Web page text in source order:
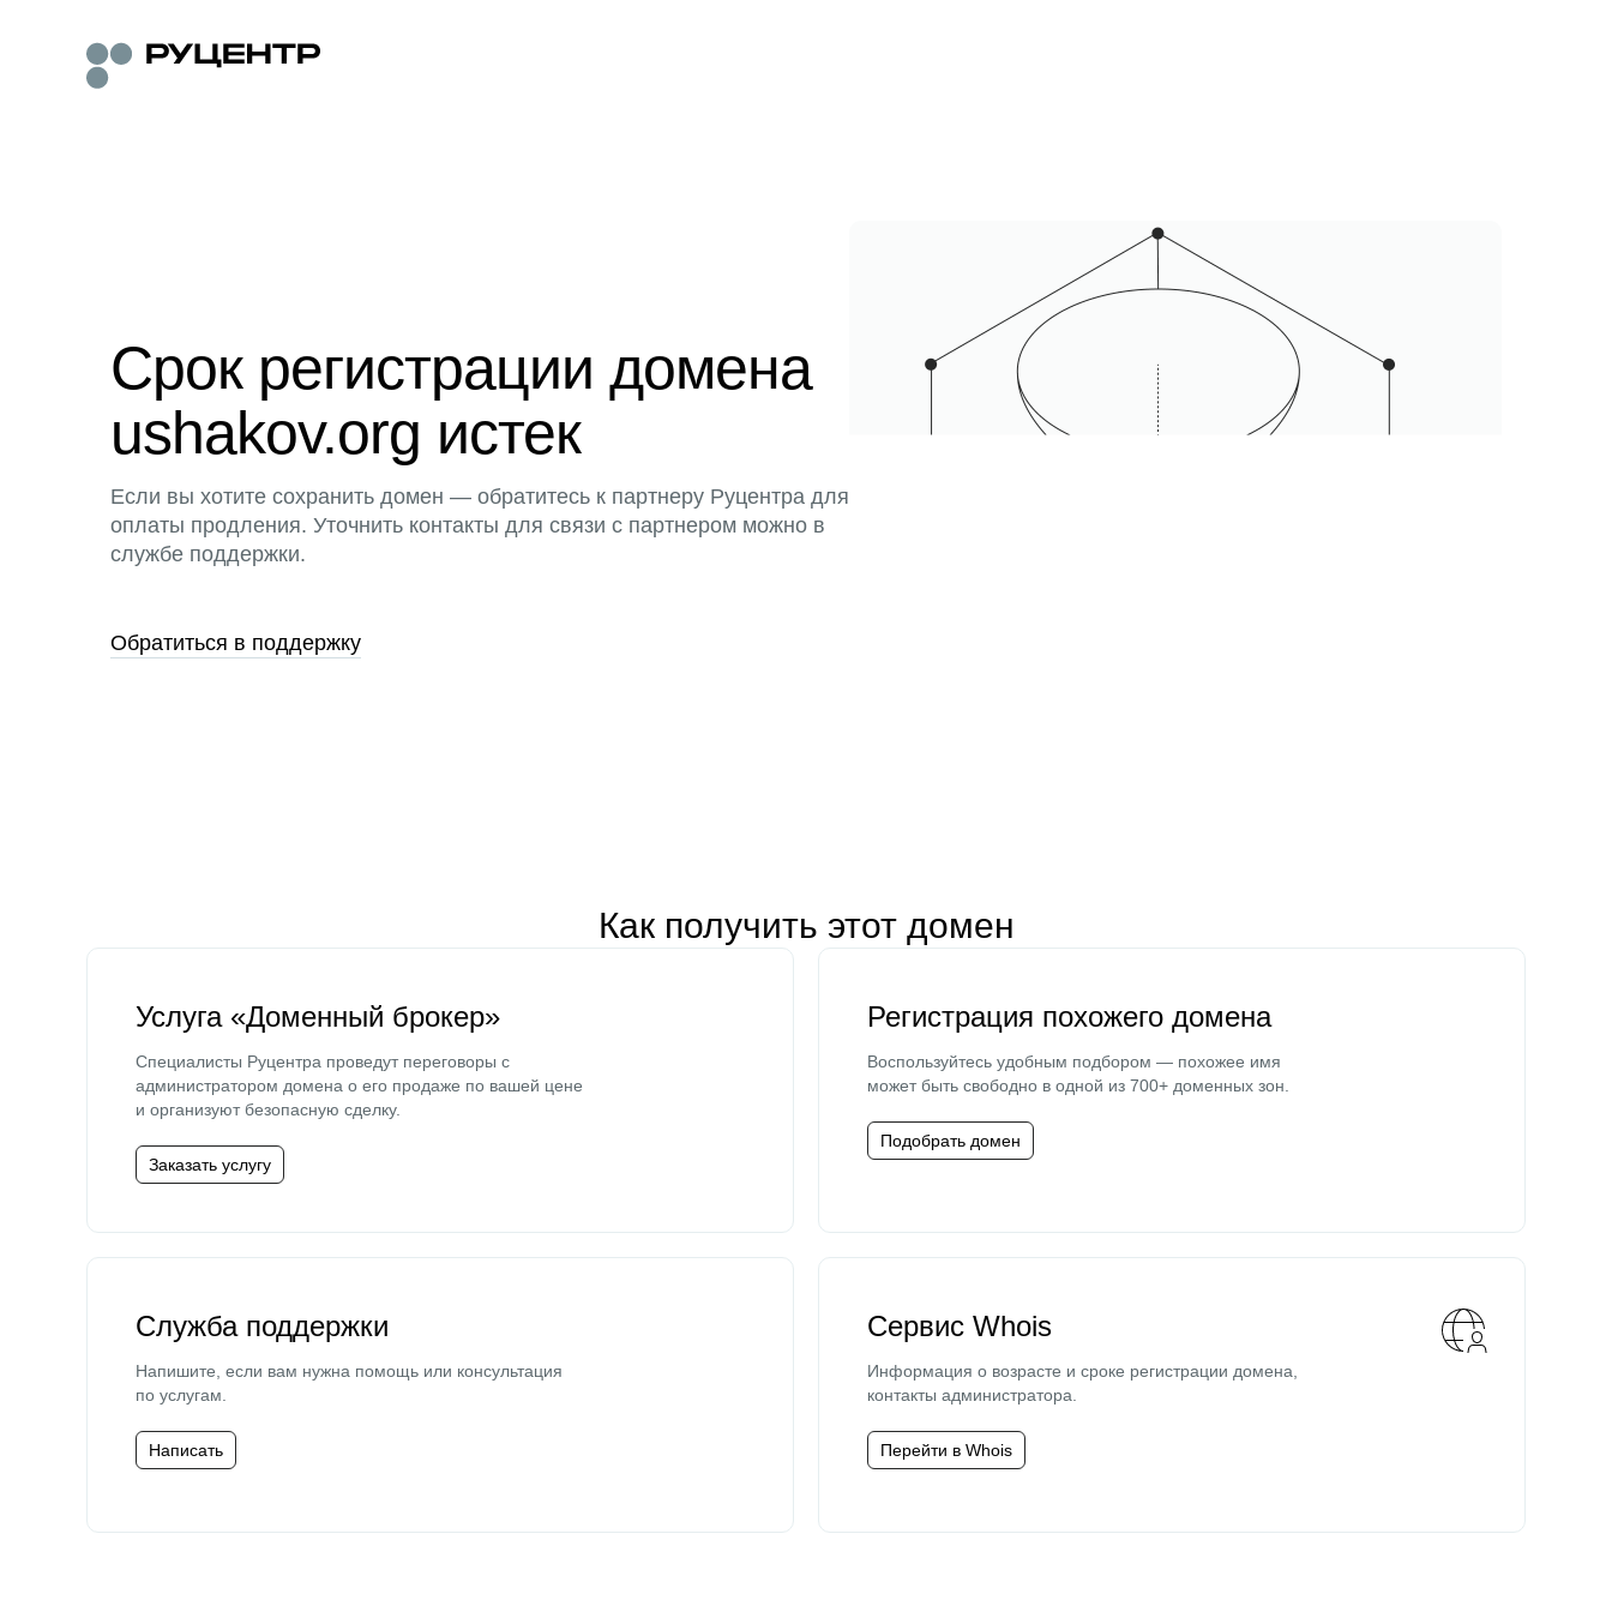
Срок регистрации домена
ushakov.org истек
Если вы хотите сохранить домен — обратитесь к партнеру Руцентра для
оплаты продления. Уточнить контакты для связи с партнером можно в
службе поддержки.
Обратиться в поддержку
Как получить этот домен
Услуга «Доменный брокер»
Специалисты Руцентра проведут переговоры с
администратором домена о его продаже по вашей цене
и организуют безопасную сделку.
Заказать услугу
Регистрация похожего домена
Воспользуйтесь удобным подбором — похожее имя
может быть свободно в одной из 700+ доменных зон.
Подобрать домен
Служба поддержки
Напишите, если вам нужна помощь или консультация
по услугам.
Написать
Сервис Whois
Информация о возрасте и сроке регистрации домена,
контакты администратора.
Перейти в Whois